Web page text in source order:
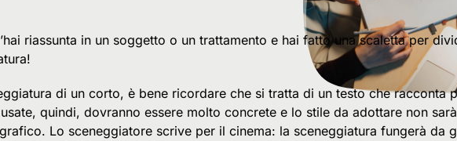
riassunta in un soggetto o un trattamento e hai fatto una scaletta per
di un corto, è bene ricordare che si tratta di un testo che racconta
quindi, dovranno essere molto concrete e lo stile da adottare non
Lo sceneggiatore scrive per il cinema: la sceneggiatura fungerà da